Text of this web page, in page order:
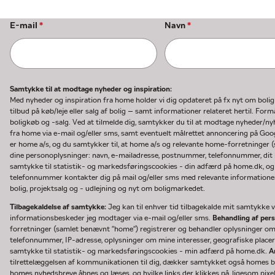
E-mail * Navn *
Samtykke til at modtage nyheder og inspiration:
Med nyheder og inspiration fra home holder vi dig opdateret på fx nyt om
tilbud på køb/leje eller salg af bolig – samt informationer relateret hertil.
boligkøb og -salg. Ved at tilmelde dig, samtykker du til at modtage nyheder/
fra home via e-mail og/eller sms, samt eventuelt målrettet annoncering på
er home a/s, og du samtykker til, at home a/s og relevante home-forretninger
dine personoplysninger: navn, e-mailadresse, postnummer, telefonnummer,
samtykke til statistik- og markedsføringscookies - din adfærd på home.dk, og
telefonnummer kontakter dig på mail og/eller sms med relevante
bolig, projektsalg og - udlejning og nyt om boligmarkedet.
Tilbagekaldelse af samtykke:Jeg kan til enhver tid tilbagekalde mit samtykke
informationsbeskeder jeg modtager via e-mail og/eller sms. Behandling af
forretninger (samlet benævnt "home") registrerer og behandler oplysninger
telefonnummer, IP-adresse, oplysninger om mine interesser, geografiske
samtykke til statistik- og markedsføringscookies - min adfærd på home.dk.
tilrettelæggelsen af kommunikationen til dig, dækker samtykket også homes
homes nyhedsbreve åbnes og læses, og hvilke links der klikkes på, ligesom